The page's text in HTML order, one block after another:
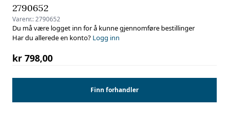
2790652
Varenr.:2790652
Du må være logget inn for å kunne gjennomføre bestillinger
Har du allerede en konto? Logg inn
kr 798,00
Finn forhandler